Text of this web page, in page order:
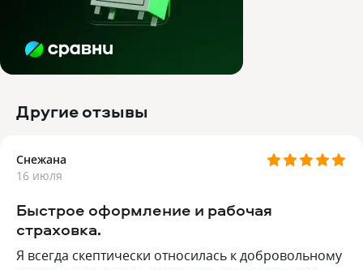
Другие отзывы
Снежана
16 июля
Быстрое оформление и рабочая
страховка.
Я всегда скептически относилась к добровольному